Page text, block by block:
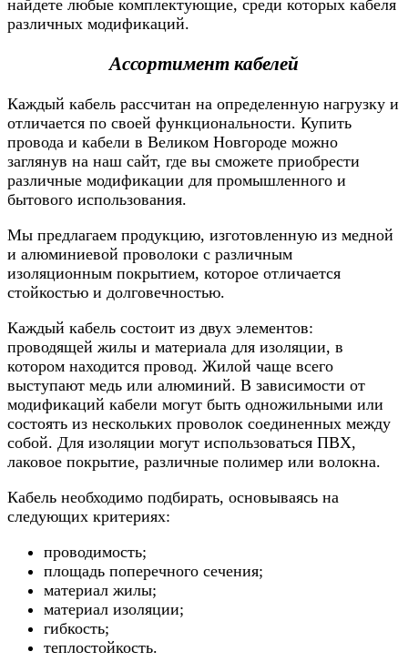
найдете любые комплектующие, среди которых кабеля
различных модификаций.
Ассортимент кабелей
Каждый кабель рассчитан на определенную нагрузку и
отличается по своей функциональности. Купить
провода и кабели в Великом Новгороде можно
заглянув на наш сайт, где вы сможете приобрести
различные модификации для промышленного и
бытового использования.
Мы предлагаем продукцию, изготовленную из медной
и алюминиевой проволоки с различным
изоляционным покрытием, которое отличается
стойкостью и долговечностью.
Каждый кабель состоит из двух элементов:
проводящей жилы и материала для изоляции, в
котором находится провод. Жилой чаще всего
выступают медь или алюминий. В зависимости от
модификаций кабели могут быть одножильными или
состоять из нескольких проволок соединенных между
собой. Для изоляции могут использоваться ПВХ,
лаковое покрытие, различные полимер или волокна.
Кабель необходимо подбирать, основываясь на
следующих критериях:
проводимость;
площадь поперечного сечения;
материал жилы;
материал изоляции;
гибкость;
теплостойкость.